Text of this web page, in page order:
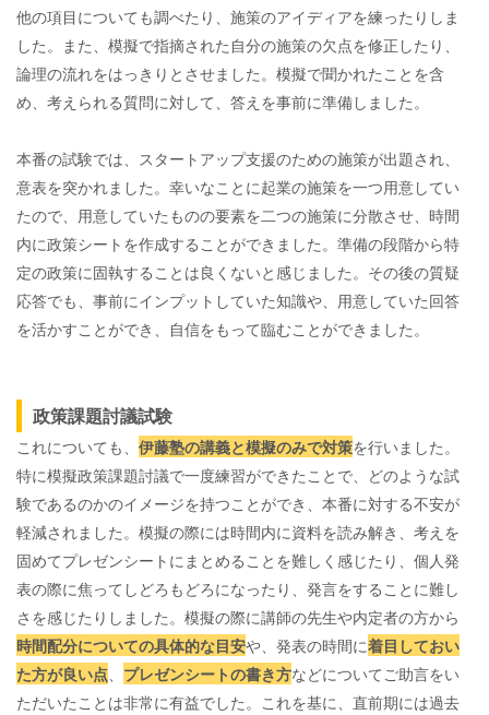
他の項目についても調べたり、施策のアイディアを練ったりしま
した。また、模擬で指摘された自分の施策の欠点を修正したり、
論理の流れをはっきりとさせました。模擬で聞かれたことを含
め、考えられる質問に対して、答えを事前に準備しました。
本番の試験では、スタートアップ支援のための施策が出題され、
意表を突かれました。幸いなことに起業の施策を一つ用意してい
たので、用意していたものの要素を二つの施策に分散させ、時間
内に政策シートを作成することができました。準備の段階から特
定の政策に固執することは良くないと感じました。その後の質疑
応答でも、事前にインプットしていた知識や、用意していた回答
を活かすことができ、自信をもって臨むことができました。
政策課題討議試験
これについても、 伊藤塾の講義と模擬のみで対策を行いました。
特に模擬政策課題討議で一度練習ができたことで、どのような試
験であるのかのイメージを持つことができ、本番に対する不安が
軽減されました。模擬の際には時間内に資料を読み解き、考えを
固めてプレゼンシートにまとめることを難しく感じたり、個人発
表の際に焦ってしどろもどろになったり、発言をすることに難し
さを感じたりしました。模擬の際に講師の先生や内定者の方から
時間配分についての具体的な目安や、発表の時間に着目しておい
た方が良い点
プレゼンシートの書き方などについてご助言をい
ただいたことは非常に有益でした。これを基に、直前期には過去